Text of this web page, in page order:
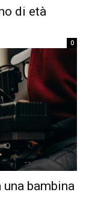
di età
0
bambina